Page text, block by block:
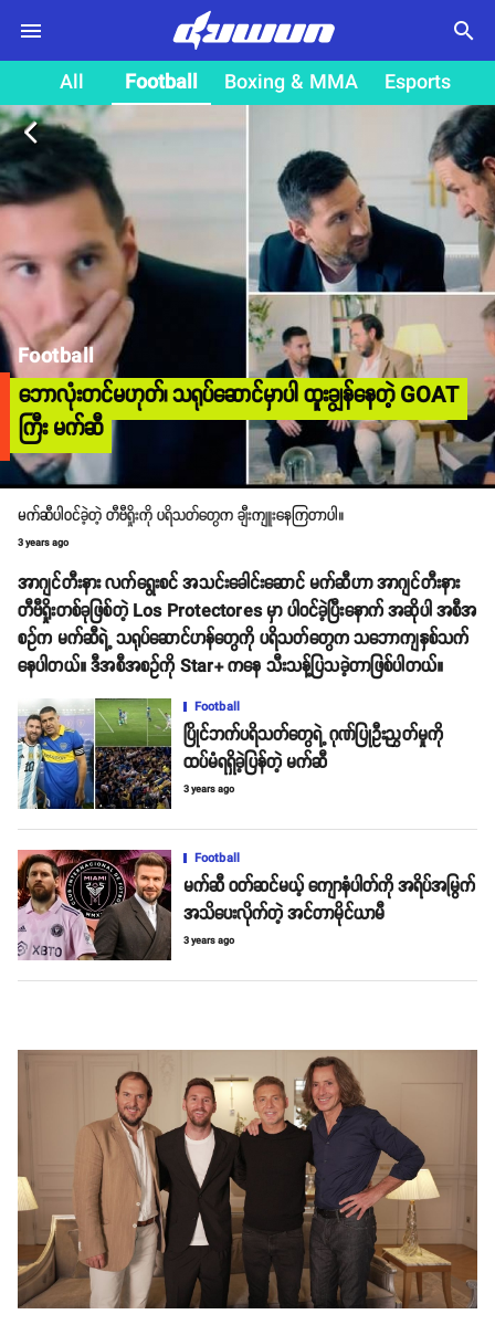
search
All Football Boxing & MMA Esports
arrow_back_ios
Football
ဘောလုံးတင်မဟုတ်၊ သရုပ်ဆောင်မှာပါ ထူးချွန်နေတဲ့ GOAT
ကြီး မက်ဆီ
မက်ဆီပါဝင်ခဲ့တဲ့ တီဗီရှိုးကို ပရိသတ်တွေက ချီးကျူးနေကြတာပါ။
3 years ago
အာဂျင်တီးနား လက်ရွေးစင် အသင်းခေါင်းဆောင် မက်ဆီဟာ အာဂျင်တီးနား
တီဗီရှိုးတစ်ခုဖြစ်တဲ့ Los Protectores မှာ ပါဝင်ခဲ့ပြီးနောက် အဆိုပါ အစီအ
စဥ်က မက်ဆီရဲ့ သရုပ်ဆောင်ဟန်တွေကို ပရိသတ်တွေက သဘောကျနှစ်သက်
နေပါတယ်။ ဒီအစီအစဥ်ကို Star+ ကနေ သီးသန့်ပြသခဲ့တာဖြစ်ပါတယ်။
Football
ပြိုင်ဘက်ပရိသတ်တွေရဲ့ ဂုဏ်ပြုဦးညွှတ်မှုကို
ထပ်မံရရှိခဲ့ပြန်တဲ့ မက်ဆီ
3 years ago
Football
မက်ဆီ ဝတ်ဆင်မယ့် ကျောနံပါတ်ကို အရိပ်အမြွက်
အသိပေးလိုက်တဲ့ အင်တာမိုင်ယာမီ
3 years ago